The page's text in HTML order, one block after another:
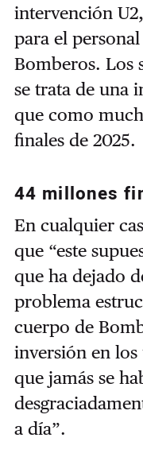
intervención
para el
Bomberos. Los
se trata de una
que como
finales de 2025.
44 millones
En cualquier
que “este
que ha dejado
problema
cuerpo de
inversión en los
que jamás se
a día”.